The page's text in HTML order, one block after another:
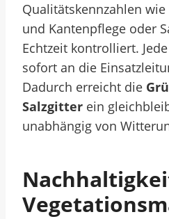
Qualitätskennzahlen
und Kantenpflege oder
Echtzeit kontrolliert.
sofort an die
Dadurch erreicht die
Salzgitter ein
unabhängig von